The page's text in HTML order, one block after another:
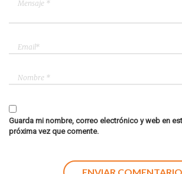
Guarda mi nombre, correo electrónico y web en
próxima vez que comente.